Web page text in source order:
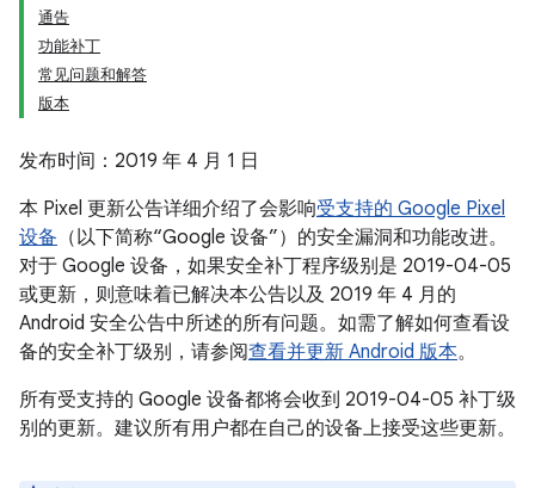
通告
功能补丁
常见问题和解答
版本
发布时间：2019 年 4 月 1 日
本 Pixel 更新公告详细介绍了会影响受支持的 Google Pixel
设备 （以下简称“Google 设备”）的安全漏洞和功能改进。
对于 Google 设备，如果安全补丁程序级别是 2019-04-05
或更新，则意味着已解决本公告以及 2019 年 4 月的
Android 安全公告中所述的所有问题。如需了解如何查看设
备的安全补丁级别，请参阅查看并更新 Android 版本。
所有受支持的 Google 设备都将会收到 2019-04-05 补丁级
别的更新。建议所有用户都在自己的设备上接受这些更新。